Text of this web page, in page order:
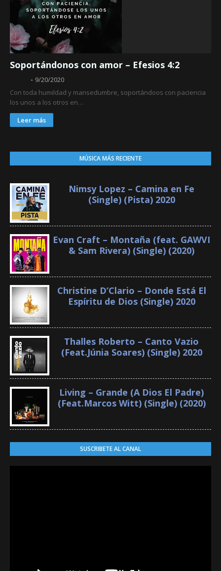
Soportándonos con amor – Efesios 4:2
9/20/2020
Con toda humildad y mansedumbre, soportándoos con paciencia
los unos a los otros en…
Leer más
MÚSICA MÁS RECIENTE
Nimsy Lopez – Camina en Fe
(Single) (Pista) 2020
Evan Craft – Montaña (feat. GAWVI
& Sam Rivera) (Single) (2020)
Christine D’Clario – Donde Está El
Espíritu de Dios (Single) 2020
Thalles Roberto – Canto Vazio
(Feat.Júnia Soares) (Single) 2020
Living – Grande (A Dios El Padre)
(Feat.Marcos Witt) (Single) (2020)
SUSCRIBETE AL CANAL